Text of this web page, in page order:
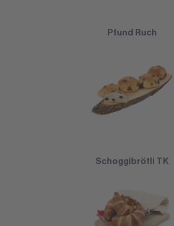
Pfund Ruch
Schoggibrötli TK